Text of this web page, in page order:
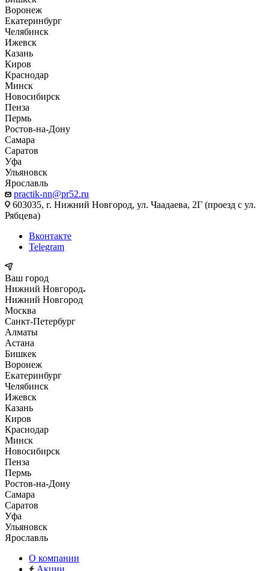
Воронеж
Екатеринбург
Челябинск
Ижевск
Казань
Киров
Краснодар
Минск
Новосибирск
Пенза
Пермь
Ростов-на-Дону
Самара
Саратов
Уфа
Ульяновск
Ярославль
practik-nn@pr52.ru
603035, г. Нижний Новгород, ул. Чаадаева, 2Г (проезд с ул.
Рябцева)
Вконтакте
Telegram
Ваш город
Нижний Новгород
Нижний Новгород
Москва
Санкт-Петербург
Алматы
Астана
Бишкек
Воронеж
Екатеринбург
Челябинск
Ижевск
Казань
Киров
Краснодар
Минск
Новосибирск
Пенза
Пермь
Ростов-на-Дону
Самара
Саратов
Уфа
Ульяновск
Ярославль
О компании
Акции